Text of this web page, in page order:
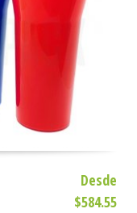
Desde
$584.55